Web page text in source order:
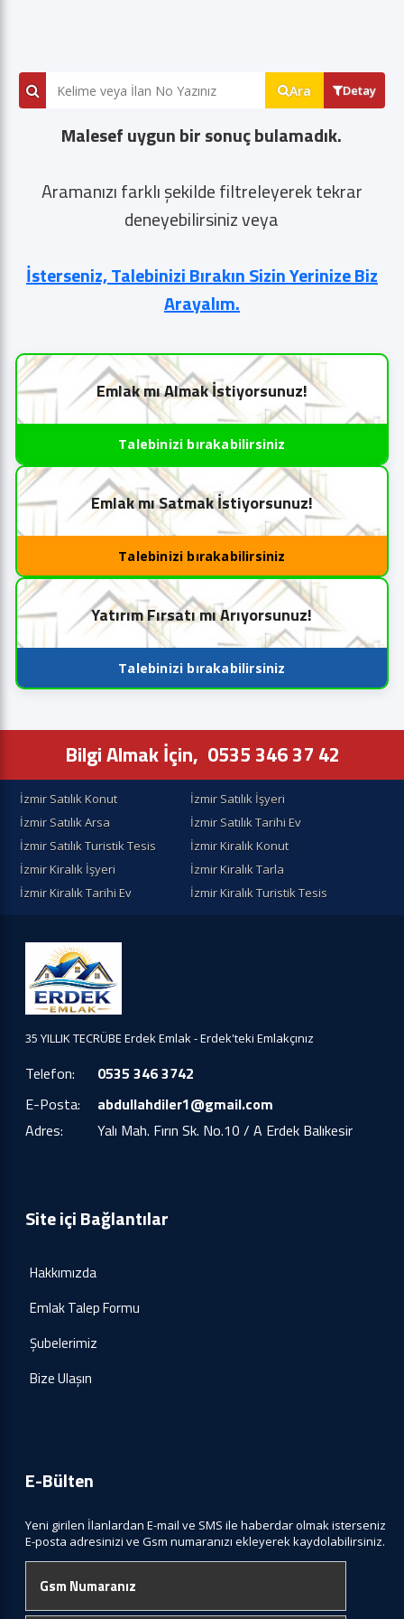
Ara Detay
Malesef uygun bir sonuç bulamadık.
Aramanızı farklı şekilde filtreleyerek tekrar
deneyebilirsiniz veya
İsterseniz, Talebinizi Bırakın Sizin Yerinize Biz
Arayalım.
Emlak mı Almak İstiyorsunuz!
Talebinizi bırakabilirsiniz
Emlak mı Satmak İstiyorsunuz!
Talebinizi bırakabilirsiniz
Yatırım Fırsatı mı Arıyorsunuz!
Talebinizi bırakabilirsiniz
Bilgi Almak İçin, 0535 346 37 42
İzmir Satılık Konut
İzmir Satılık İşyeri
İzmir Satılık Arsa
İzmir Satılık Tarihi Ev
İzmir Satılık Turistik Tesis
İzmir Kiralık Konut
İzmir Kiralık İşyeri
İzmir Kiralık Tarla
İzmir Kiralık Tarihi Ev
İzmir Kiralık Turistik Tesis
35 YILLIK TECRÜBE Erdek Emlak - Erdek'teki Emlakçınız
Telefon:
0535 346 3742
E-Posta:
abdullahdiler1@gmail.com
Adres:
Yalı Mah. Fırın Sk. No.10 / A Erdek Balıkesir
Site içi Bağlantılar
Hakkımızda
Emlak Talep Formu
Şubelerimiz
Bize Ulaşın
E-Bülten
Yeni girilen İlanlardan E-mail ve SMS ile haberdar olmak isterseniz
E-posta adresinizi ve Gsm numaranızı ekleyerek kaydolabilirsiniz.